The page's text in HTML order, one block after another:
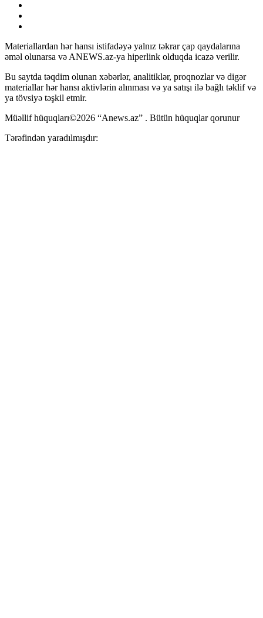
Materiallardan hər hansı istifadəyə yalnız təkrar çap qaydalarına
əməl olunarsa və ANEWS.az-ya hiperlink olduqda icazə verilir.
Bu saytda təqdim olunan xəbərlər, analitiklər, proqnozlar və digər
materiallar hər hansı aktivlərin alınması və ya satışı ilə bağlı təklif və
ya tövsiyə təşkil etmir.
Müəllif hüquqları©2026 “Anews.az” . Bütün hüquqlar qorunur
Tərəfindən yaradılmışdır: